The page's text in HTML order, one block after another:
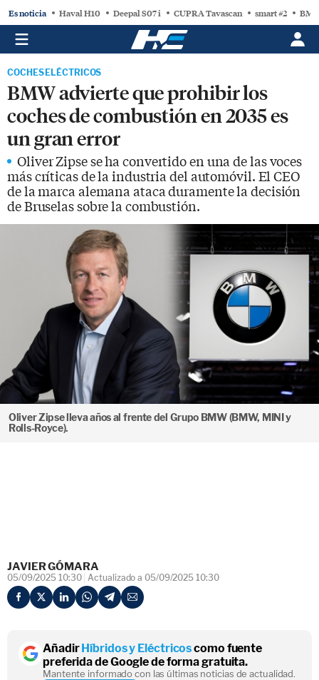
Es noticia Haval H10 Deepal S07 i CUPRA Tavascan smart #2
COCHES ELÉCTRICOS
BMW advierte que prohibir los
coches de combustión en 2035 es
un gran error
Oliver Zipse se ha convertido en una de las voces
más críticas de la industria del automóvil. El CEO
de la marca alemana ataca duramente la decisión
de Bruselas sobre la combustión.
Oliver Zipse lleva años al frente del Grupo BMW (BMW, MINI y
Rolls-Royce).
JAVIER GÓMARA
05/09/2025 10:30 Actualizado a 05/09/2025 10:30
AñadirHíbridos y Eléctricoscomo fuente
preferida de Google de forma gratuita.
Mantente informado con las últimas noticias de actualidad.